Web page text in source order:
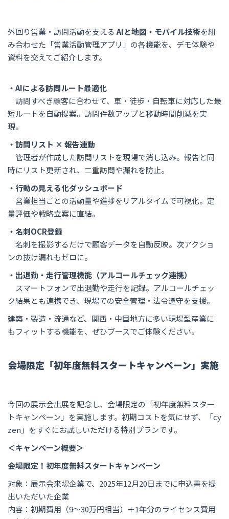
外回り営業・訪問活動を支える AIと地図・モバイル技術を組
み合わせた「営業活動管理アプリ」の各機能を、デモ体験や
資料を交えてご紹介します。
・AIによる訪問ルート最適化
訪問すべき顧客に合わせて、車・徒歩・自転車に対応した最
短ルートを自動提案。訪問件数アップと移動時間削減を実
現。
・訪問リスト × 報告連動
管理者が作成した訪問リストを現場で消し込み。報告と同
時にリスト更新され、二重訪問や漏れを防止。
・行動の見える化ダッシュボード
営業担当ごとの活動量や進捗をリアルタイムで可視化。定
量評価や戦略立案に直結。
・名刺OCR登録
名刺を撮影するだけで顧客データを自動反映。次アクショ
ンの抜け漏れもゼロに。
・出退勤・走行管理機能（アルコールチェック連携）
スマートフォンで出退勤や走行を記録。アルコールチェッ
ク結果とも連携でき、現場での安全管理・法令遵守を支援。
建築・製造・流通など、関西・中国地方に多い現場型産業に
もフィットする機能を、ぜひブースでご体験ください。
会場限定「初年度無料スタートキャンペーン」実施
今回の展示会出展を記念し、会場限定の「初年度無料スター
トキャンペーン」を実施します。初期コストを気にせず、「cy
zen」をすぐにお試しいただける特別プランです。
＜キャンペーン概要＞
会場限定！初年度無料スタートキャンペーン
対象：展示会来場企業で、2025年12月20日までに申込書を提
出いただいた企業
内容：初期費用（9〜30万円相当）＋1年分のライセンス費用